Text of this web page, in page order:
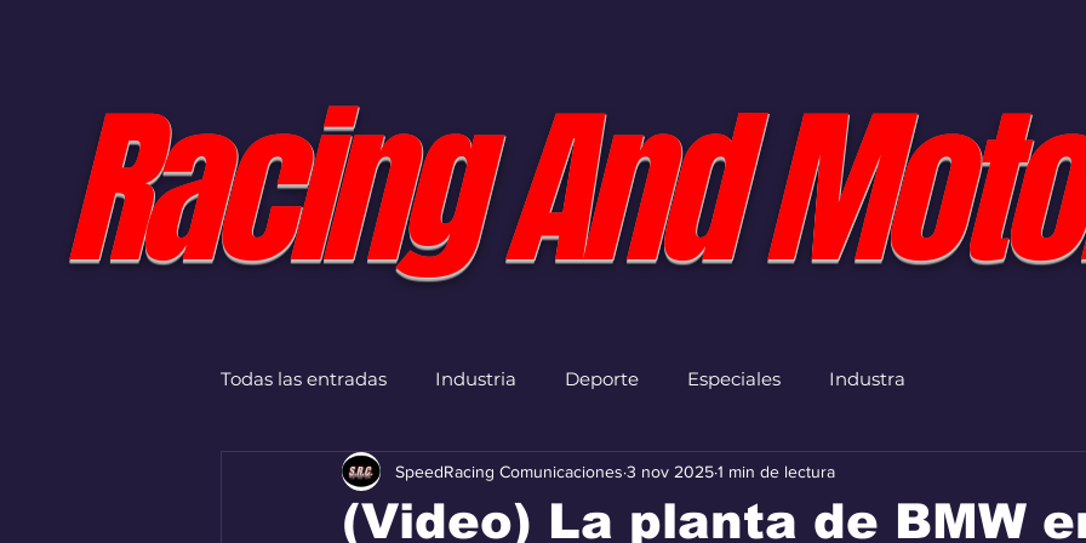
Racing And
Todas las entradas Industria Deporte Especiales Industra
(Video) La planta de BMW
SpeedRacing Comunicaciones 3 nov 20251 min de lectura